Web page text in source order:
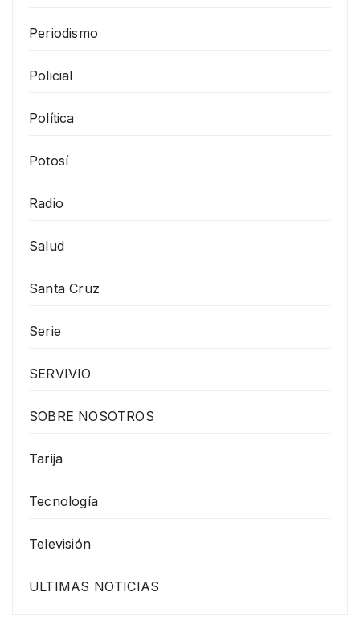
Periodismo
Policial
Política
Potosí
Radio
Salud
Santa Cruz
Serie
SERVIVIO
SOBRE NOSOTROS
Tarija
Tecnología
Televisión
ULTIMAS NOTICIAS